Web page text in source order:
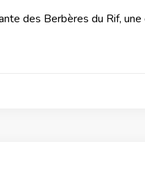
des Berbères du Rif,